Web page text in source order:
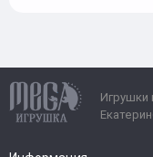
Игрушки